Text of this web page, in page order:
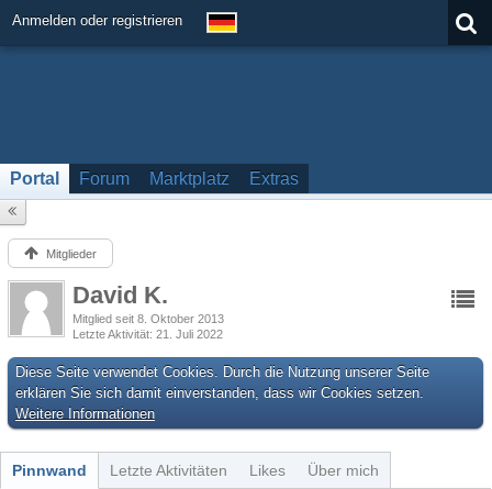
Anmelden oder registrieren
Portal Forum Marktplatz Extras
Mitglieder
David K.
Mitglied seit 8. Oktober 2013
Letzte Aktivität 21. Juli 2022
Diese Seite verwendet Cookies. Durch die Nutzung unserer Seite
erklären Sie sich damit einverstanden, dass wir Cookies setzen.
Weitere Informationen
Pinnwand Letzte Aktivitäten Likes Über mich